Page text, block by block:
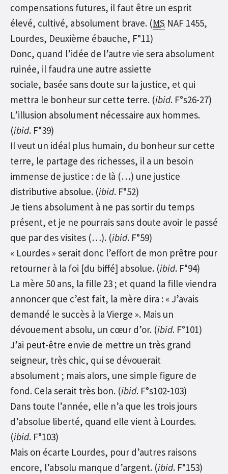
compensations futures, il faut être un esprit
élevé, cultivé, absolument brave. (MS NAF 1455,
Lourdes, Deuxième ébauche, F°11)
Donc, quand l’idée de l’autre vie sera absolument
ruinée, il faudra une autre assiette
sociale, basée sans doute sur la justice, et qui
mettra le bonheur sur cette terre. (ibid. F°s26-27)
L’illusion absolument nécessaire aux hommes.
(ibid. F°39)
Il veut un idéal plus humain, du bonheur sur cette
terre, le partage des richesses, il a un besoin
immense de justice : de là (…) une justice
distributive absolue. (ibid. F°52)
Je tiens absolument à ne pas sortir du temps
présent, et je ne pourrais sans doute avoir le passé
que par des visites (…). (ibid. F°59)
« Lourdes » serait donc l’effort de mon prêtre pour
retourner à la foi [du biffé] absolue. (ibid. F°94)
La mère 50 ans, la fille 23 ; et quand la fille viendra
annoncer que c’est fait, la mère dira : « J’avais
demandé le succès à la Vierge ». Mais un
dévouement absolu, un cœur d’or. (ibid. F°101)
J’ai peut-être envie de mettre un très grand
seigneur, très chic, qui se dévouerait
absolument ; mais alors, une simple figure de
fond. Cela serait très bon. (ibid. F°s102-103)
Dans toute l’année, elle n’a que les trois jours
d’absolue liberté, quand elle vient à Lourdes.
(ibid. F°103)
Mais on écarte Lourdes, pour d’autres raisons
encore, l’absolu manque d’argent. (ibid. F°153)